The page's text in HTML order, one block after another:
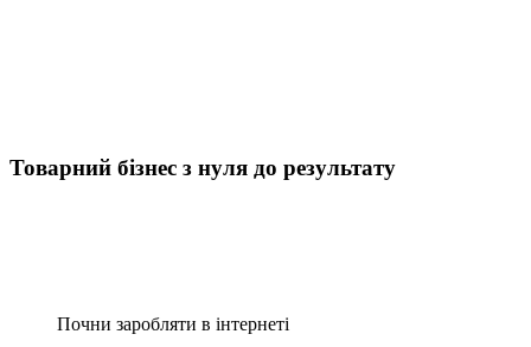
Товарний бізнес з нуля до результату
Почни заробляти в інтернеті